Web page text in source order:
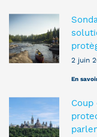
2 juin
En
Coup